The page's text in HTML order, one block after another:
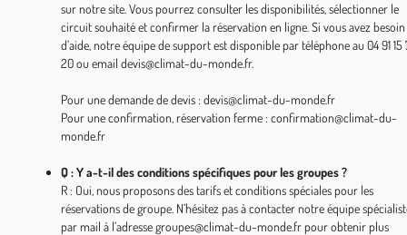
sur notre site. Vous pourrez consulter les disponibilités, sélectionner le
circuit souhaité et confirmer la réservation en ligne. Si vous avez besoin
d’aide, notre équipe de support est disponible par téléphone au 04 91 15
20 ou email devis@climat-du-monde.fr.
Pour une demande de devis : devis@climat-du-monde.fr
Pour une confirmation, réservation ferme : confirmation@climat-du-
monde.fr
Q : Y a-t-il des conditions spécifiques pour les groupes ?
R : Oui, nous proposons des tarifs et conditions spéciales pour les
réservations de groupe. N’hésitez pas à contacter notre équipe
par mail à l’adresse groupes@climat-du-monde.fr pour obtenir plus